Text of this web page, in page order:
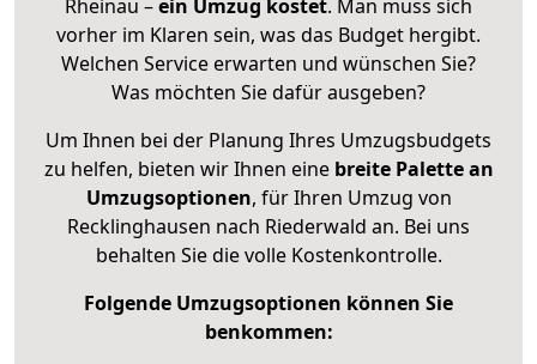
Rheinau –ein Umzug kostet. Man muss sich
vorher im Klaren sein, was das Budget hergibt.
Welchen Service erwarten und wünschen Sie?
Was möchten Sie dafür ausgeben?
Um Ihnen bei der Planung Ihres Umzugsbudgets
zu helfen, bieten wir Ihnen eine breite Palette an
Umzugsoptionen, für Ihren Umzug von
Recklinghausen nach Riederwald an. Bei uns
behalten Sie die volle Kostenkontrolle.
Folgende Umzugsoptionen können Sie
benkommen: